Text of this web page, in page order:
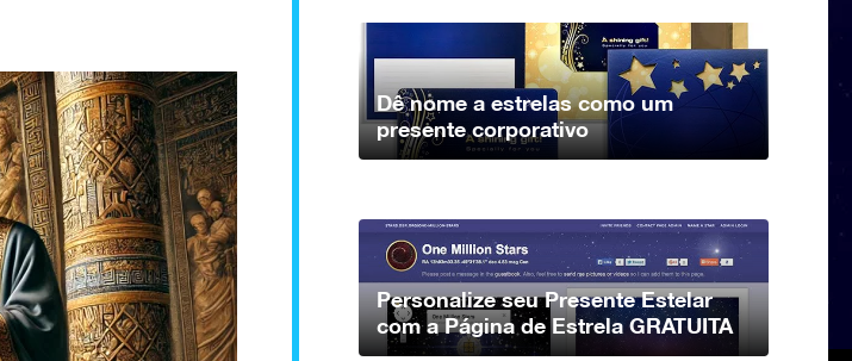
Dê nome a estrelas como um
presente corporativo
Personalize seu Presente Estelar
com a Página de Estrela GRATUITA